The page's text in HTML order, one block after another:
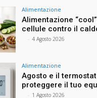
Alimentazione
Alimentazione
cellule contro il
- 4 Agosto 2026
Alimentazione
Agosto e il
proteggere il tuo
- 1 Agosto 2026